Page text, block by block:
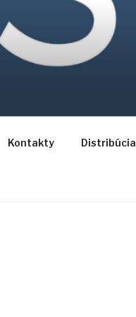
Kontakty Distribúcia